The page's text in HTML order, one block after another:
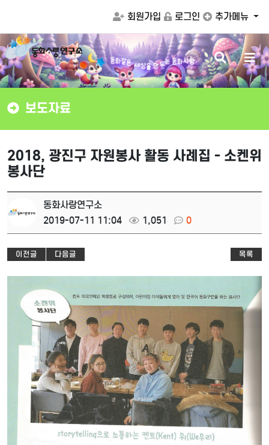
회원가입 로그인 추가메뉴
동화같은 세상을 만드는 동화사랑
검
색
버
튼
메
뉴
버
튼
보도자료
2018, 광진구 자원봉사 활동 사례집 - 소켄위
봉사단
동화사랑연구소
2019-07-11 11:04
1,051 0
이전글 다음글 목록